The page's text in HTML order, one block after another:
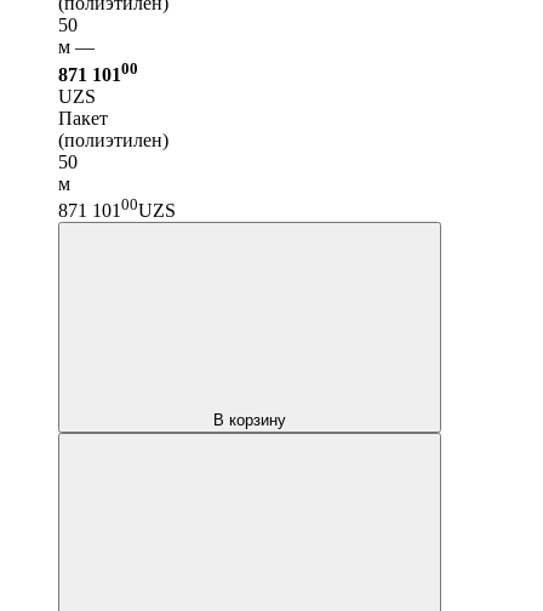
50
м —
871 10100
UZS
Пакет
(полиэтилен)
50
м
871 101 00UZS
В корзину